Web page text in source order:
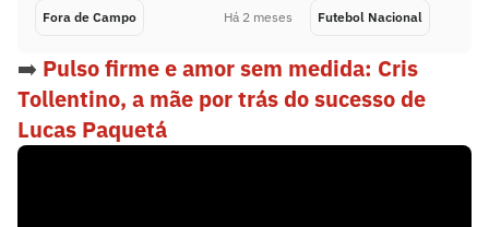
Fora de Campo Há 2 meses Futebol Nacional
➡️ Pulso firme e amor sem medida: Cris
Tollentino, a mãe por trás do sucesso de
Lucas Paquetá